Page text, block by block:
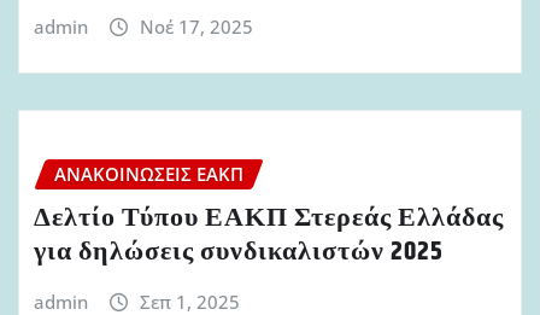
admin Νοέ 17, 2025
ΑΝΑΚΟΙΝΏΣΕΙΣ ΕΑΚΠ
Δελτίο Τύπου ΕΑΚΠ Στερεάς Ελλάδας
για δηλώσεις συνδικαλιστών 2025
admin Σεπ 1, 2025